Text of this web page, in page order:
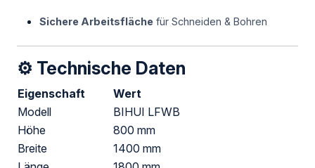
Sichere Arbeitsfläche für Schneiden & Bohren
⚙️ Technische Daten
Eigenschaft
Wert
Modell
BIHUI LFWB
Höhe
800 mm
Breite
1400 mm